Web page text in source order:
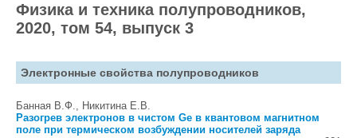
Физика и техника полупроводников,
2020, том 54, выпуск 3
Электронные свойства полупроводников
Банная В.Ф., Никитина Е.В.
Разогрев электронов в чистом Ge в квантовом магнитном
поле при термическом возбуждении носителей заряда